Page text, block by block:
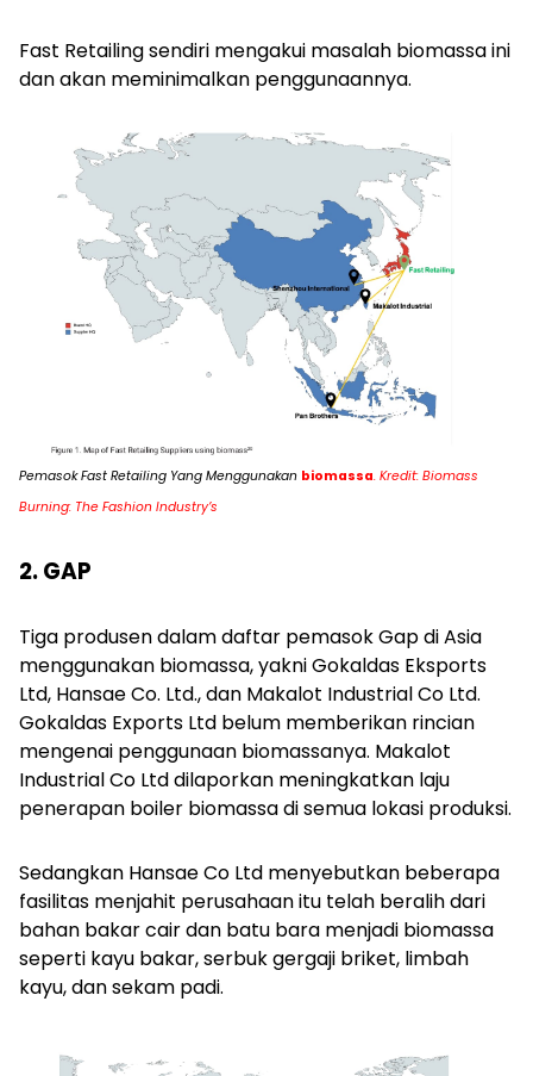
Fast Retailing sendiri mengakui masalah biomassa ini
dan akan meminimalkan penggunaannya.
Pemasok Fast Retailing Yang Menggunakan biomassa. Kredit: Biomass
Burning: The Fashion Industry’s
2. GAP
Tiga produsen dalam daftar pemasok Gap di Asia
menggunakan biomassa, yakni Gokaldas Eksports
Ltd, Hansae Co. Ltd., dan Makalot Industrial Co Ltd.
Gokaldas Exports Ltd belum memberikan rincian
mengenai penggunaan biomassanya. Makalot
Industrial Co Ltd dilaporkan meningkatkan laju
penerapan boiler biomassa di semua lokasi produksi.
Sedangkan Hansae Co Ltd menyebutkan beberapa
fasilitas menjahit perusahaan itu telah beralih dari
bahan bakar cair dan batu bara menjadi biomassa
seperti kayu bakar, serbuk gergaji briket, limbah
kayu, dan sekam padi.